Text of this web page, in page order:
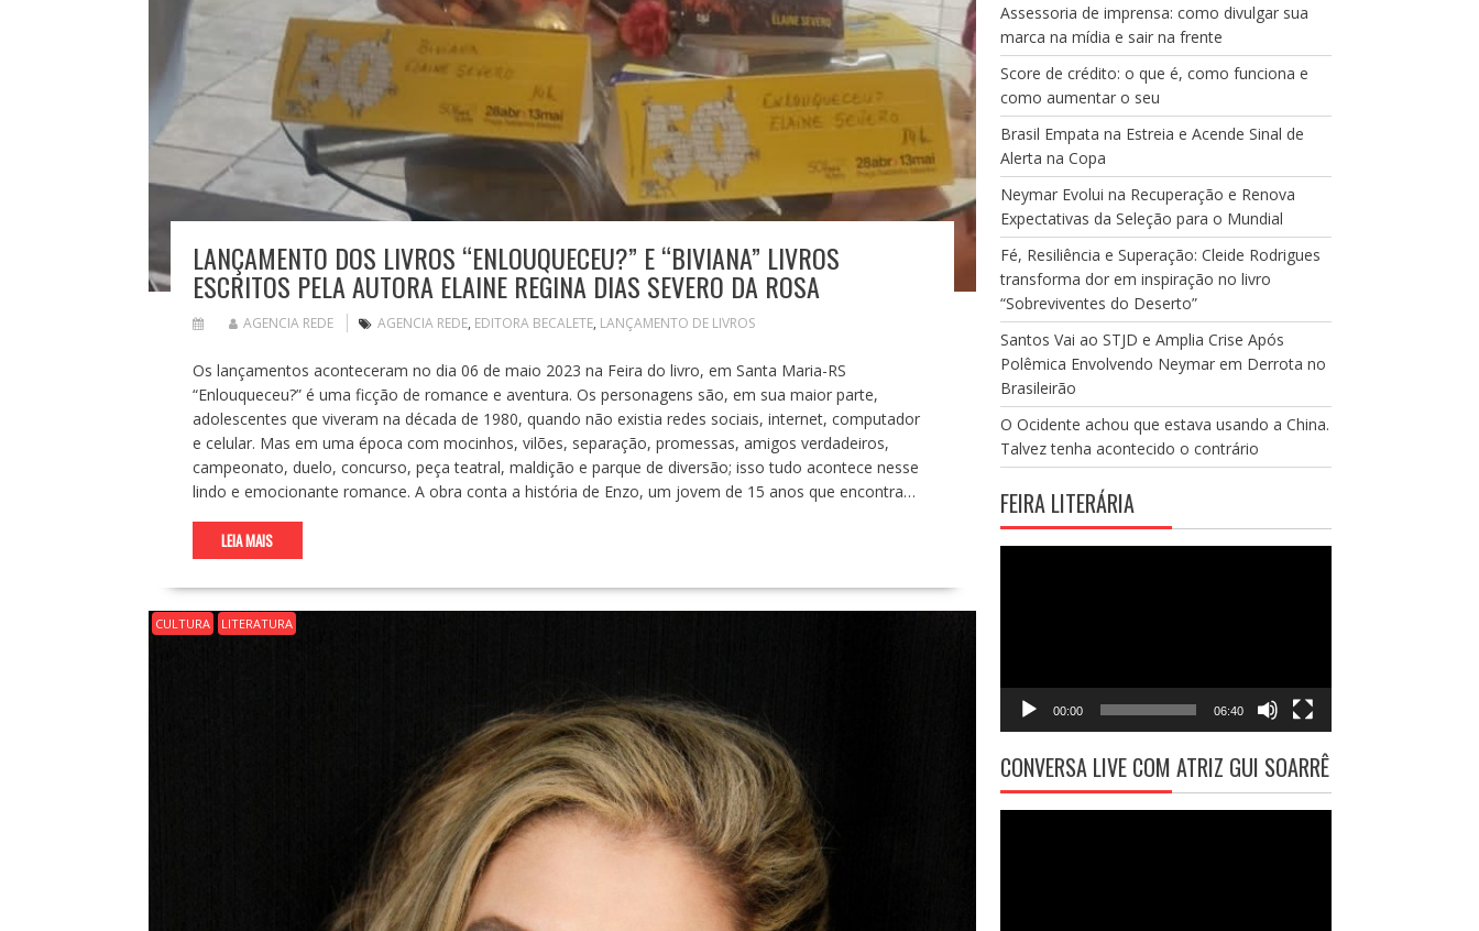
LANÇAMENTO DOS LIVROS “ENLOUQUECEU?” E “BIVIANA” LIVROS
ESCRITOS PELA AUTORA ELAINE REGINA DIAS SEVERO DA ROSA
AGENCIA REDE AGENCIA REDE, EDITORA BECALETE, LANÇAMENTO DE LIVROS
Os lançamentos aconteceram no dia 06 de maio 2023 na Feira do livro, em Santa Maria-RS
“Enlouqueceu?” é uma ficção de romance e aventura. Os personagens são, em sua maior parte,
adolescentes que viveram na década de 1980, quando não existia redes sociais, internet, computador
e celular. Mas em uma época com mocinhos, vilões, separação, promessas, amigos verdadeiros,
campeonato, duelo, concurso, peça teatral, maldição e parque de diversão; isso tudo acontece nesse
lindo e emocionante romance. A obra conta a história de Enzo, um jovem de 15 anos que encontra…
LEIA MAIS
CULTURA LITERATURA
Assessoria de imprensa: como divulgar sua
marca na mídia e sair na frente
Score de crédito: o que é, como funciona e
como aumentar o seu
Brasil Empata na Estreia e Acende Sinal de
Alerta na Copa
Neymar Evolui na Recuperação e Renova
Expectativas da Seleção para o Mundial
Fé, Resiliência e Superação: Cleide Rodrigues
transforma dor em inspiração no livro
“Sobreviventes do Deserto”
Santos Vai ao STJD e Amplia Crise Após
Polêmica Envolvendo Neymar em Derrota no
Brasileirão
O Ocidente achou que estava usando a China.
Talvez tenha acontecido o contrário
FEIRA LITERÁRIA
00:00 06:40
CONVERSA LIVE COM ATRIZ GUI SOARRÊ